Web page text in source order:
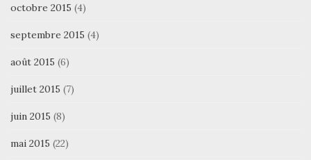
octobre 2015 (4)
septembre 2015 (4)
août 2015 (6)
juillet 2015 (7)
juin 2015 (8)
mai 2015 (22)